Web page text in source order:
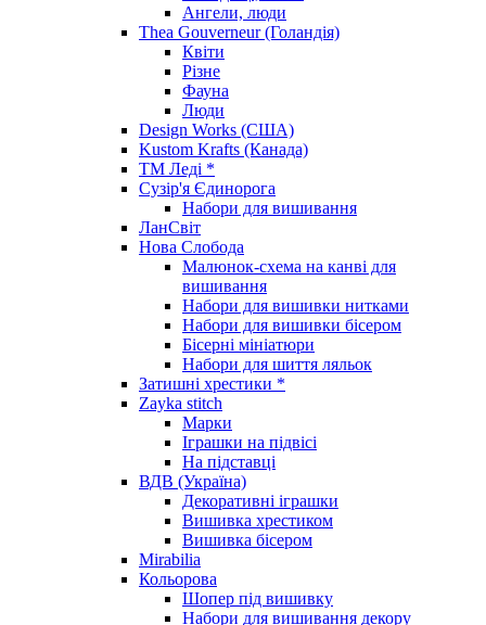
Ангели, люди
Thea Gouverneur (Голандія)
Квіти
Різне
Фауна
Люди
Design Works (США)
Kustom Krafts (Канада)
ТМ Леді *
Сузір'я Єдинорога
Набори для вишивання
ЛанСвіт
Нова Слобода
Малюнок-схема на канві для
вишивання
Набори для вишивки нитками
Набори для вишивки бісером
Бісерні мініатюри
Набори для шиття ляльок
Затишні хрестики *
Zayka stitch
Марки
Іграшки на підвісі
На підставці
ВДВ (Україна)
Декоративні іграшки
Вишивка хрестиком
Вишивка бісером
Mirabilia
Кольорова
Шопер під вишивку
Набори для вишивання декору